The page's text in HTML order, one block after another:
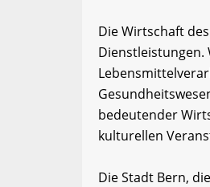
Die Wirtschaft
Dienstleistungen.
bedeutender
kulturellen
Die Stadt Bern,